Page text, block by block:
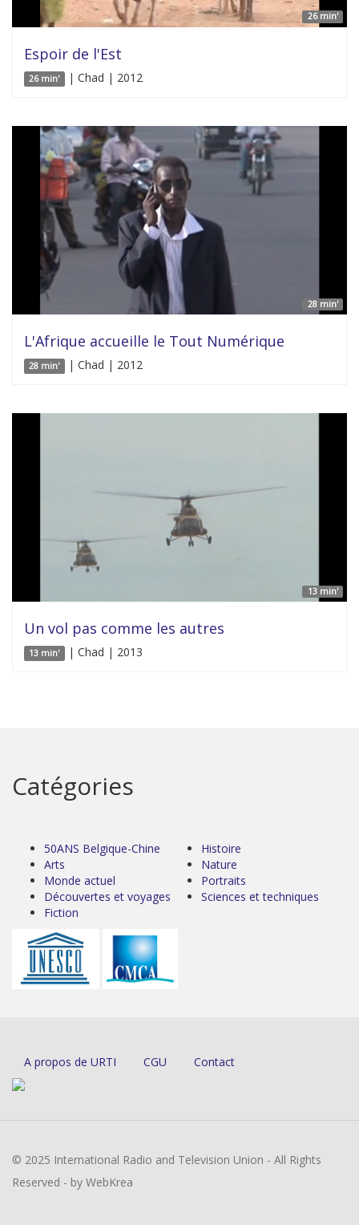
26 min'
Espoir de l'Est
26 min' | Chad | 2012
28 min'
L'Afrique accueille le Tout Numérique
28 min' | Chad | 2012
13 min'
Un vol pas comme les autres
13 min' | Chad | 2013
Catégories
50ANS Belgique-Chine
Arts
Monde actuel
Découvertes et voyages
Fiction
Histoire
Nature
Portraits
Sciences et techniques
A propos de URTI CGU Contact
© 2025 International Radio and Television Union - All Rights
Reserved - by WebKrea